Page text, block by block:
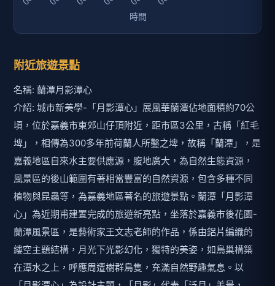
附近旅遊景點
名稱: 蘭潭月影潭心
介紹: 城市新美學-「月影潭心」展風華蘭潭佔地面積約70公
頃，位於嘉義市東郊山仔頂附近，距市區3公里，古稱「紅毛
埤」，相傳為300多年前荷蘭人所鑿之埤，故稱「蘭潭」，是
嘉義地區自來水主要供應源，腹地廣大，為自然生態資源，
風景區的後山範圍有著相當豐富的自然資源，包含多種不同
植物與昆蟲等，為嘉義地區著名的旅遊景點。蘭潭「月影潭
心」為近期甫建置完成的旅遊新亮點，坐落於嘉義市後花園-
蘭潭風景區，是藝術家王文志老師的作品，係由鋁片編織的
縷空主題結構，月光下光影幻化，獨特的美姿，如鳥巢構築
在潭水之上，呼應周遭樹群鳥隻，充滿自然野趣氣息。以